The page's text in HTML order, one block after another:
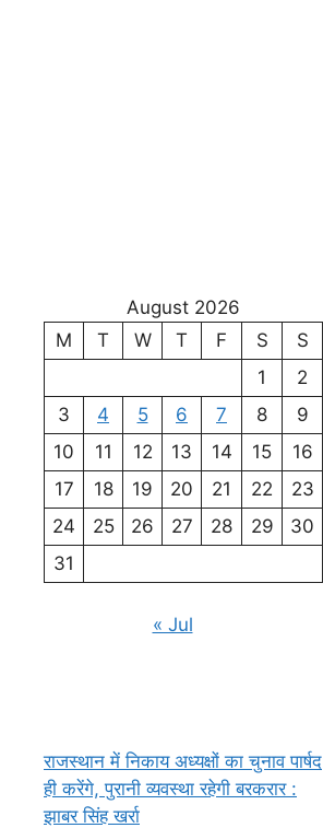
August 2026
M
T W T F S
S
1
2
3
4 5 6 7 8
9
10
11 12 13 14 15
16
17
18 19 20 21 22
23
24
25 26 27 28 29
30
31
« Jul
राजस्थान में निकाय अध्यक्षों का चुनाव पार्षद
ही करेंगे, पुरानी व्यवस्था रहेगी बरकरार :
झाबर सिंह खर्रा